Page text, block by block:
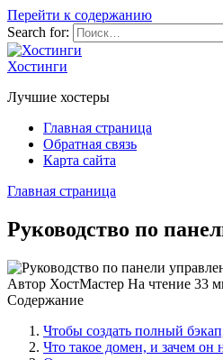
Перейти к содержанию
Search for:
Хостинги
Лучшие хостеры
Главная страница
Обратная связь
Карта сайта
Главная страница
Руководство по
Автор ХостМастер На чтение 33
Содержание
Чтобы создать полный
Что такое домен, и зачем он